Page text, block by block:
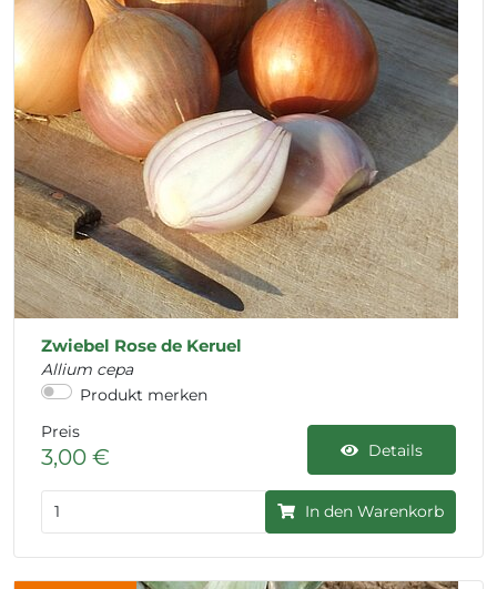
Zwiebel Rose de Keruel
Allium cepa
Produkt merken
Preis
3,00 € Details
In den Warenkorb